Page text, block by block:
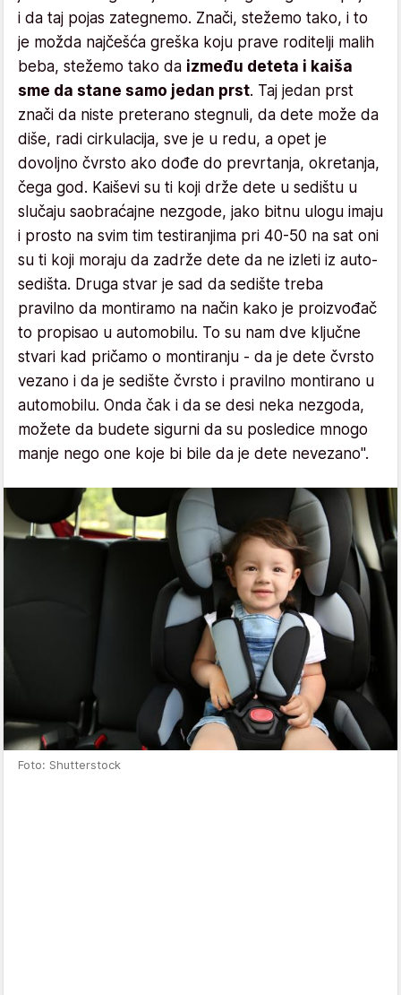
i da taj pojas zategnemo. Znači, stežemo tako, i to
je možda najčešća greška koju prave roditelji malih
beba, stežemo tako da između deteta i kaiša
sme da stane samo jedan prst. Taj jedan prst
znači da niste preterano stegnuli, da dete može da
diše, radi cirkulacija, sve je u redu, a opet je
dovoljno čvrsto ako dođe do prevrtanja, okretanja,
čega god. Kaiševi su ti koji drže dete u sedištu u
slučaju saobraćajne nezgode, jako bitnu ulogu imaju
i prosto na svim tim testiranjima pri 40-50 na sat oni
su ti koji moraju da zadrže dete da ne izleti iz auto-
sedišta. Druga stvar je sad da sedište treba
pravilno da montiramo na način kako je proizvođač
to propisao u automobilu. To su nam dve ključne
stvari kad pričamo o montiranju - da je dete čvrsto
vezano i da je sedište čvrsto i pravilno montirano u
automobilu. Onda čak i da se desi neka nezgoda,
možete da budete sigurni da su posledice mnogo
manje nego one koje bi bile da je dete nevezano".
Foto: Shutterstock